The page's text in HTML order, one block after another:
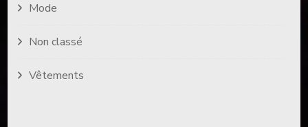
Mode
Non classé
Vêtements